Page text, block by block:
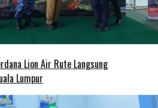
Lion Air Rute Langsung
Lumpur